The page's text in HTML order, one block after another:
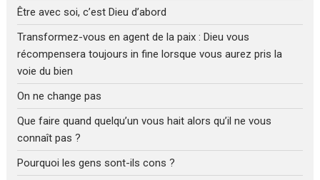
Être avec soi, c’est Dieu d’abord
Transformez-vous en agent de la paix : Dieu vous
récompensera toujours in fine lorsque vous aurez pris la
voie du bien
On ne change pas
Que faire quand quelqu’un vous hait alors qu’il ne vous
connaît pas ?
Pourquoi les gens sont-ils cons ?